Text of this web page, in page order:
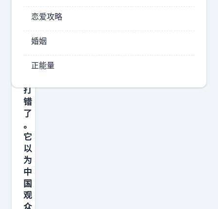
贿
赂
用
法
人
用
卡
结
账
这
个
细
节
最
日
本
算
打
错
了
。
它
以
为
中
国
观
众
恋爱攻略
婚姻
正能量